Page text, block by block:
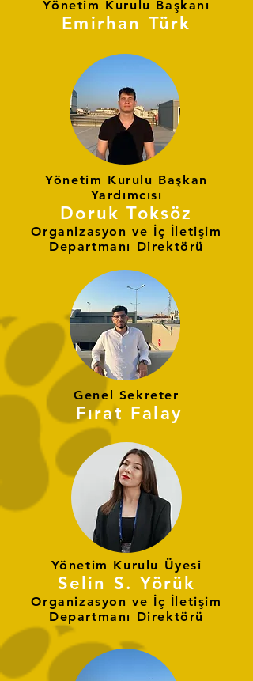
Yönetim Kurulu Başkanı
Emirhan Türk
Yönetim Kurulu Başkan
Yardımcısı
Doruk Toksöz
Organizasyon ve İç İletişim
Departmanı Direktörü
Genel Sekreter
Fırat Falay
Yönetim Kurulu Üyesi
Selin S. Yörük
Organizasyon ve İç İletişim
Departmanı Direktörü